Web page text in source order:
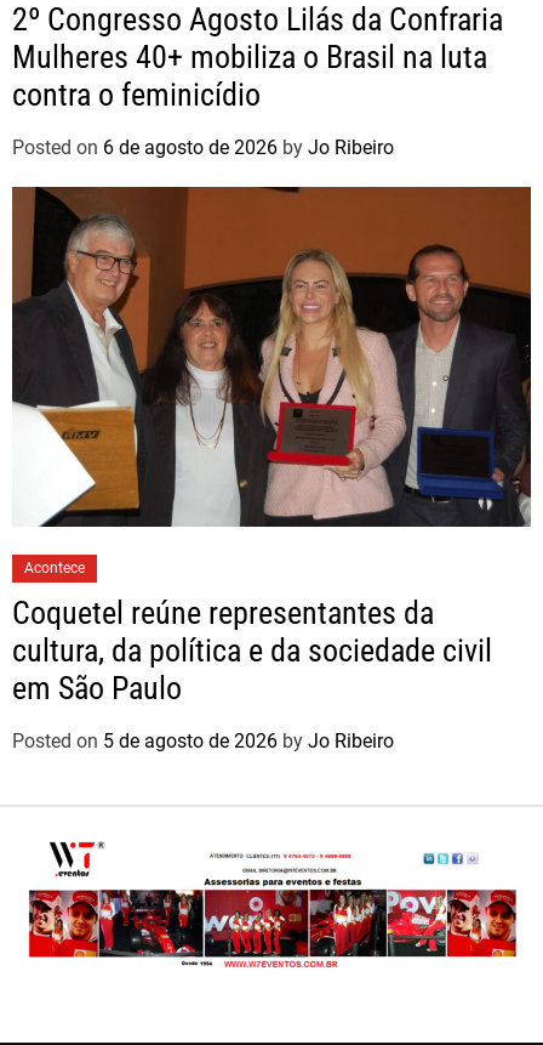
2º Congresso Agosto Lilás da Confraria
Mulheres 40+ mobiliza o Brasil na luta
contra o feminicídio
Posted on 6 de agosto de 2026 by Jo Ribeiro
Acontece
Coquetel reúne representantes da
cultura, da política e da sociedade civil
em São Paulo
Posted on 5 de agosto de 2026 by Jo Ribeiro